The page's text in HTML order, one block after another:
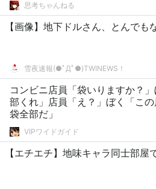
思考ちゃんねる
【画像】地下ドルさん、とんでも
雪夜速報(●ﾟДﾟ●)TWINEWS！
コンビニ店員「袋いりますか？
部くれ」店員「え？」ぼく「こ
袋全部だ」
VIPワイドガイド
【エチエチ】地味キャラ同士部屋